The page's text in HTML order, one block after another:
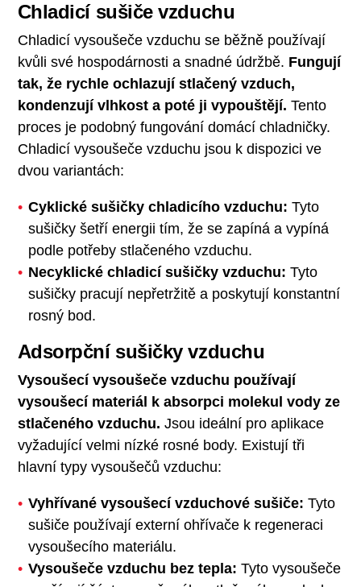
Chladicí sušiče vzduchu
Chladicí vysoušeče vzduchu se běžně používají
kvůli své hospodárnosti a snadné údržbě. Fungují
tak, že rychle ochlazují stlačený vzduch,
kondenzují vlhkost a poté ji vypouštějí. Tento
proces je podobný fungování domácí chladničky.
Chladicí vysoušeče vzduchu jsou k dispozici ve
dvou variantách:
Cyklické sušičky chladicího vzduchu: Tyto
sušičky šetří energii tím, že se zapíná a vypíná
podle potřeby stlačeného vzduchu.
Necyklické chladicí sušičky vzduchu: Tyto
sušičky pracují nepřetržitě a poskytují konstantní
rosný bod.
Adsorpční sušičky vzduchu
Vysoušecí vysoušeče vzduchu používají
vysoušecí materiál k absorpci molekul vody ze
stlačeného vzduchu. Jsou ideální pro aplikace
vyžadující velmi nízké rosné body. Existují tři
hlavní typy vysoušečů vzduchu:
Vyhřívané vysoušecí vzduchové sušiče: Tyto
sušiče používají externí ohřívače k regeneraci
vysoušecího materiálu.
Vysoušeče vzduchu bez tepla: Tyto vysoušeče